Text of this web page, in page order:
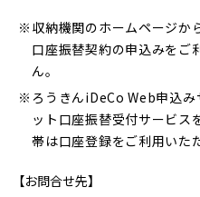
収納機関のホームページか
口座振替契約の申込みをご
ん。
ろうきんiDeCo Web申込
ット口座振替受付サービス
帯は口座登録をご利用いた
【お問合せ先】